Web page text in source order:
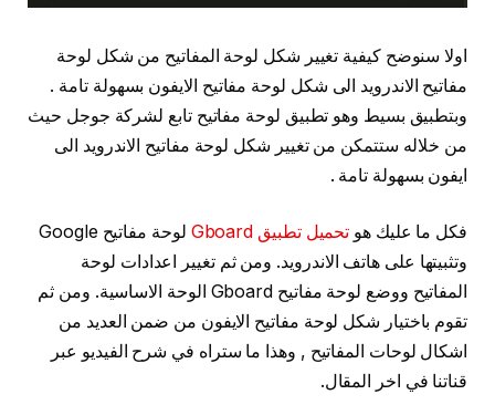
اولا سنوضح كيفية تغيير شكل لوحة المفاتيح من شكل لوحة
مفاتيح الاندرويد الى شكل لوحة مفاتيح الايفون بسهولة تامة .
وبتطبيق بسيط وهو تطبيق لوحة مفاتيح تابع لشركة جوجل حيث
من خلاله ستتمكن من تغيير شكل لوحة مفاتيح الاندرويد الى
ايفون بسهولة تامة .
فكل ما عليك هو تحميل تطبيق Gboard
لوحة مفاتيح Google
وتثبيتها على هاتف الاندرويد. ومن ثم تغيير اعدادات لوحة
المفاتيح ووضع لوحة مفاتيح Gboard الوحة الاساسية. ومن ثم
تقوم باختيار شكل لوحة مفاتيح الايفون من ضمن العديد من
اشكال لوحات المفاتيح , وهذا ما ستراه في شرح الفيديو عبر
قناتنا في اخر المقال.